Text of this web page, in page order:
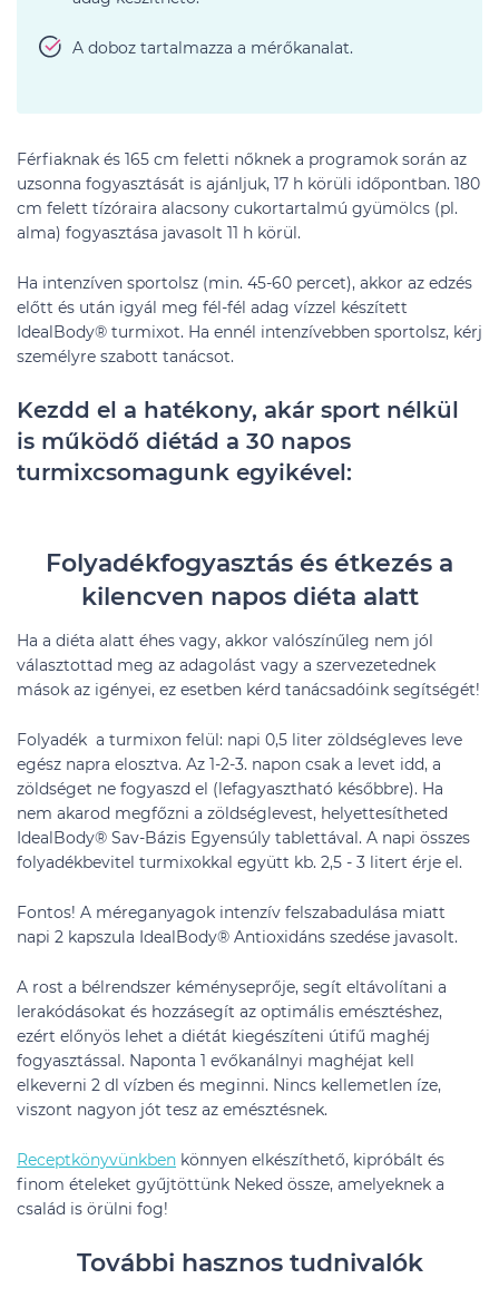
A doboz tartalmazza a mérőkanalat.
Férfiaknak és 165 cm feletti nőknek a programok során az
uzsonna fogyasztását is ajánljuk, 17 h körüli időpontban. 180
cm felett tízóraira alacsony cukortartalmú gyümölcs (pl.
alma) fogyasztása javasolt 11 h körül.
Ha intenzíven sportolsz (min. 45-60 percet), akkor az edzés
előtt és után igyál meg fél-fél adag vízzel készített
IdealBody® turmixot. Ha ennél intenzívebben sportolsz, kérj
személyre szabott tanácsot.
Kezdd el a hatékony, akár sport nélkül
is működő diétád a 30 napos
turmixcsomagunk egyikével:
Folyadékfogyasztás és étkezés a
kilencven napos diéta alatt
Ha a diéta alatt éhes vagy, akkor valószínűleg nem jól
választottad meg az adagolást vagy a szervezetednek
mások az igényei, ez esetben kérd tanácsadóink segítségét!
Folyadék a turmixon felül: napi 0,5 liter zöldségleves leve
egész napra elosztva. Az 1-2-3. napon csak a levet idd, a
zöldséget ne fogyaszd el (lefagyasztható későbbre). Ha
nem akarod megfőzni a zöldséglevest, helyettesítheted
IdealBody® Sav-Bázis Egyensúly tablettával. A napi összes
folyadékbevitel turmixokkal együtt kb. 2,5 - 3 litert érje el.
Fontos! A méreganyagok intenzív felszabadulása miatt
napi 2 kapszula IdealBody® Antioxidáns szedése javasolt.
A rost a bélrendszer kéményseprője, segít eltávolítani a
lerakódásokat és hozzásegít az optimális emésztéshez,
ezért előnyös lehet a diétát kiegészíteni útifű maghéj
fogyasztással. Naponta 1 evőkanálnyi maghéjat kell
elkeverni 2 dl vízben és meginni. Nincs kellemetlen íze,
viszont nagyon jót tesz az emésztésnek.
Receptkönyvünkben könnyen elkészíthető, kipróbált és
finom ételeket gyűjtöttünk Neked össze, amelyeknek a
család is örülni fog!
További hasznos tudnivalók